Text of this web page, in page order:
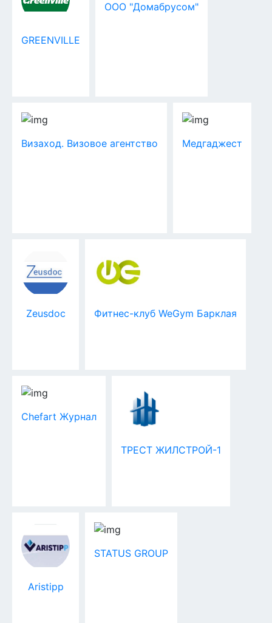
GREENVILLE
ООО "Домабрусом"
Визаход. Визовое агентство Медгаджест
Zeusdoc Фитнес-клуб WeGym Барклая
Chefart Журнал
ТРЕСТ ЖИЛСТРОЙ-1
Aristipp
STATUS GROUP